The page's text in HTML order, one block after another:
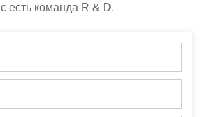
есть команда R & D.